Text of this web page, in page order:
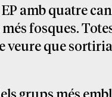
amb quatre
fosques.
veure que
grups més